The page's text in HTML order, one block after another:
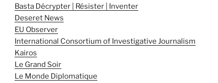
Basta Décrypter | Résister | Inventer
Deseret News
EU Observer
International Consortium of Investigative Journalism
Kairos
Le Grand Soir
Le Monde Diplomatique